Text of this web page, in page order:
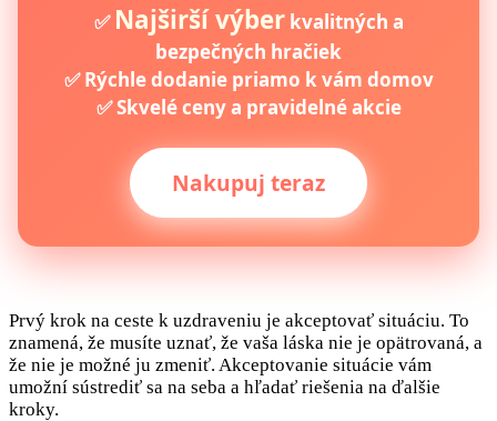
✅ Najširší výberkvalitných a
bezpečných hračiek
✅ Rýchle dodanie priamo k vám domov
✅ Skvelé ceny a pravidelné akcie
Nakupuj teraz
Prvý krok na ceste k uzdraveniu je akceptovať situáciu. To
znamená, že musíte uznať, že vaša láska nie je opätrovaná, a
že nie je možné ju zmeniť. Akceptovanie situácie vám
umožní sústrediť sa na seba a hľadať riešenia na ďalšie
kroky.